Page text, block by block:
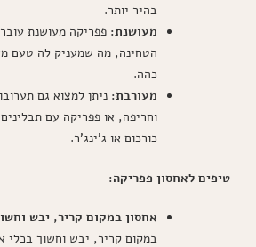
בהיר יותר.
מעושנת: פפריקה מעושנת
הטחינה, מה שמעניק לה טעם
כהה.
מעורבת: ניתן למצוא גם
וחריפה, או פפריקה עם תבלינים
כורכום או ג'ינג'ר.
טיפים לאחסון פפריקה:
אחסון במקום קריר, יבש
במקום קריר, יבש וחשוך בכלי